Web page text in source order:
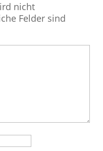
nicht
Felder sind